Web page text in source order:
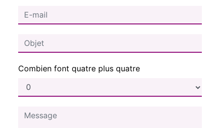
Combien font quatre plus quatre